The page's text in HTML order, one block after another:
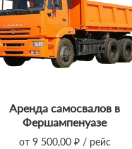
Аренда самосвалов в
Фершампенуазе
от 9 500,00 ₽ / рейс